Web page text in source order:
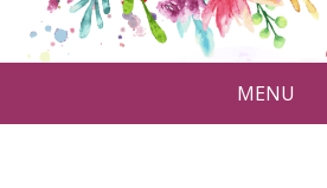
MENU